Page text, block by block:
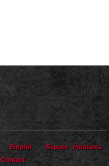
Emploi
Espace étudiants
Contact